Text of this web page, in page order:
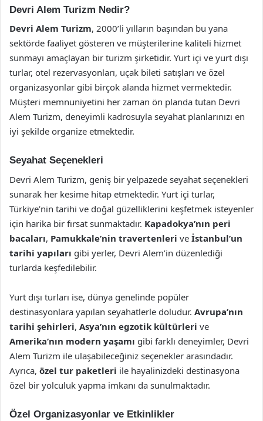
Devri Alem Turizm Nedir?
Devri Alem Turizm, 2000’li yılların başından bu yana
sektörde faaliyet gösteren ve müşterilerine kaliteli hizmet
sunmayı amaçlayan bir turizm şirketidir. Yurt içi ve yurt dışı
turlar, otel rezervasyonları, uçak bileti satışları ve özel
organizasyonlar gibi birçok alanda hizmet vermektedir.
Müşteri memnuniyetini her zaman ön planda tutan Devri
Alem Turizm, deneyimli kadrosuyla seyahat planlarınızı en
iyi şekilde organize etmektedir.
Seyahat Seçenekleri
Devri Alem Turizm, geniş bir yelpazede seyahat seçenekleri
sunarak her kesime hitap etmektedir. Yurt içi turlar,
Türkiye’nin tarihi ve doğal güzelliklerini keşfetmek isteyenler
için harika bir fırsat sunmaktadır. Kapadokya’nın peri
bacaları, Pamukkale’nin travertenleri ve İstanbul’un
tarihi yapıları gibi yerler, Devri Alem’in düzenlediği
turlarda keşfedilebilir.
Yurt dışı turları ise, dünya genelinde popüler
destinasyonlara yapılan seyahatlerle doludur. Avrupa’nın
tarihi şehirleri, Asya’nın egzotik kültürleri ve
Amerika’nın modern yaşamı gibi farklı deneyimler, Devri
Alem Turizm ile ulaşabileceğiniz seçenekler arasındadır.
Ayrıca, özel tur paketleri ile hayalinizdeki destinasyona
özel bir yolculuk yapma imkanı da sunulmaktadır.
Özel Organizasyonlar ve Etkinlikler